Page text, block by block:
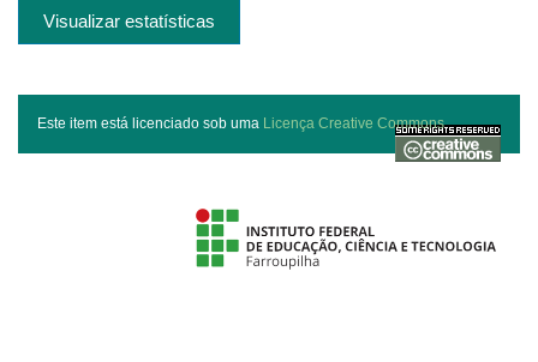
Visualizar estatísticas
Este item está licenciado sob uma Licença Creative Commons